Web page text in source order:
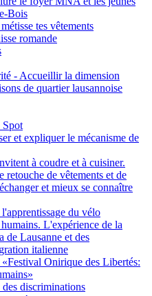
Bois
tes vêtements
romande
- Accueillir la dimension
de quartier lausannoise
Spot
et expliquer le mécanisme de
à coudre et à cuisiner.
retouche de vêtements et de
et mieux se connaître
du vélo
L'expérience de la
de Lausanne et des
italienne
Onirique des Libertés:
discriminations